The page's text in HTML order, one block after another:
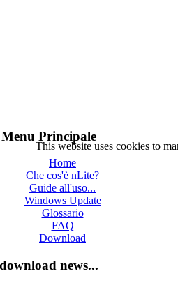
This website uses cookies to
Menu Principale
Home
Che cos'è nLite?
Guide all'uso...
Windows Update
Glossario
FAQ
Download
download news...